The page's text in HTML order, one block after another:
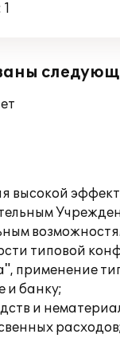
высокой
типовой
применение
и банку;
и